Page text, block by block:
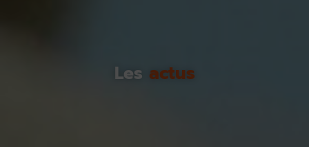
Les actus